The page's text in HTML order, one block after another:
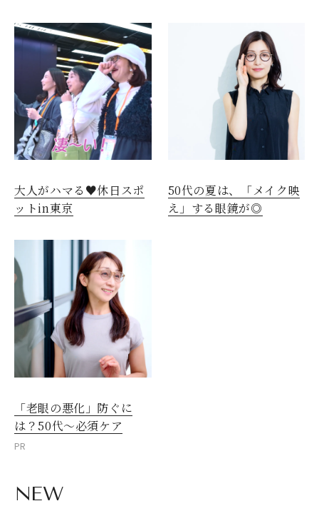
大人がハマる♥休日スポ
ットin東京
50代の夏は、「メイク映
え」する眼鏡が◎
「老眼の悪化」防ぐに
は？50代～必須ケア
PR
NEW